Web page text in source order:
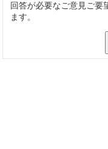
回答が必要なご意見ご要
ます。